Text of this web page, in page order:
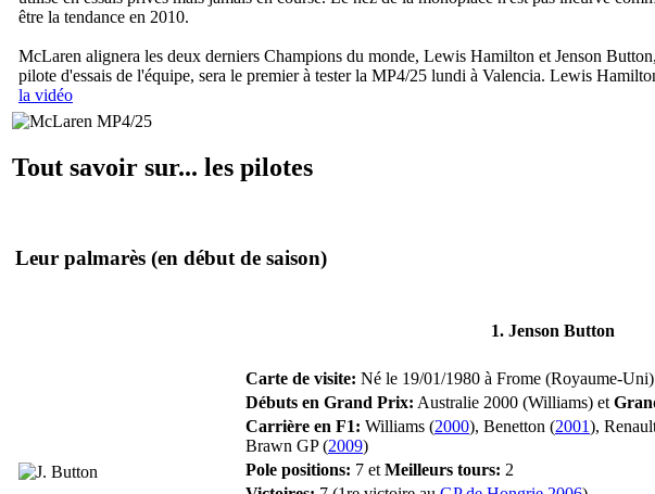
être la tendance en 2010.
McLaren alignera les deux derniers Champions du monde, Lewis Hamilton et Jenson
pilote d'essais de l'équipe, sera le premier à tester la MP4/25 lundi à Valencia. Lewis
la vidéo
Tout savoir sur... les pilotes
Leur palmarès (en début de saison)
1. Jenson Button
Carte de visite: Né le 19/01/1980 à Frome (Royaume-
Débuts en Grand Prix: Australie 2000 (Williams) et
Carrière en F1: Williams (2000), Benetton (2001),
Brawn GP (2009)
Pole positions: 7 et Meilleurs tours: 2